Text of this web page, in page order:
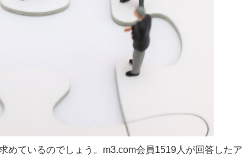
めているのでしょう。m3.com会員1519人が回答したア